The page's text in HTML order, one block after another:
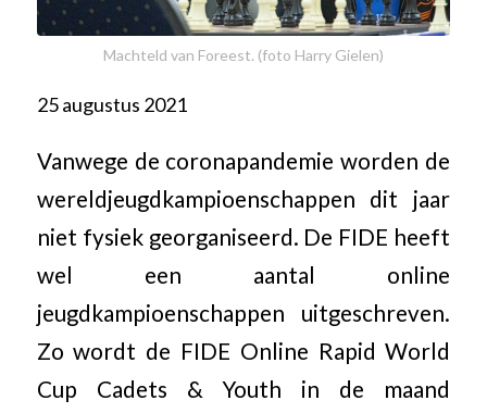
Machteld van Foreest. (foto Harry Gielen)
25 augustus 2021
Vanwege de coronapandemie worden de
wereldjeugdkampioenschappen dit jaar
niet fysiek georganiseerd. De FIDE heeft
wel een aantal online
jeugdkampioenschappen uitgeschreven.
Zo wordt de FIDE Online Rapid World
Cup Cadets & Youth in de maand